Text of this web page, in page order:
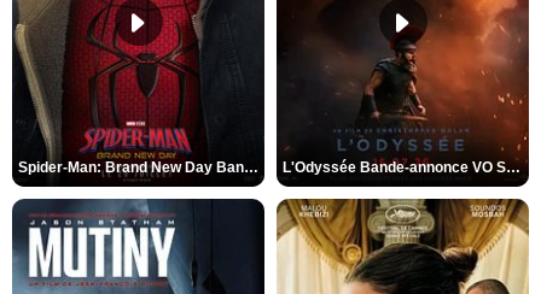
Spider-Man: Brand New Day Bande-annonce VO STFR L'Odyssée Bande-annonce VO STFR